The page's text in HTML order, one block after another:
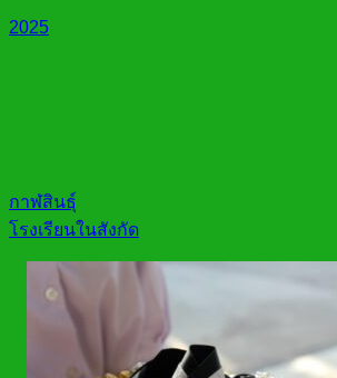
2025
กาฬสินธุ์
โรงเรียนในสังกัด